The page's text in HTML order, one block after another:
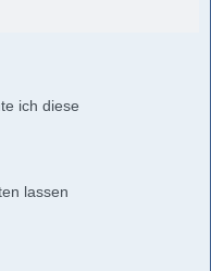
ich diese
lassen